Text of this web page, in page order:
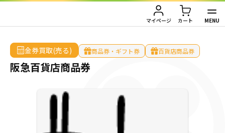
マイページ カート MENU
金券買取（金券を売りたい方）
金券買取TOP
金券買取価格一覧
金券購入（金券を買いたい方）
金券購入TOP
ご利用ガイド
百貨店商品券 阪急百貨店商品券
金券買取(売る) 商品券・ギフト券 百貨店商品券
阪急百貨店商品券